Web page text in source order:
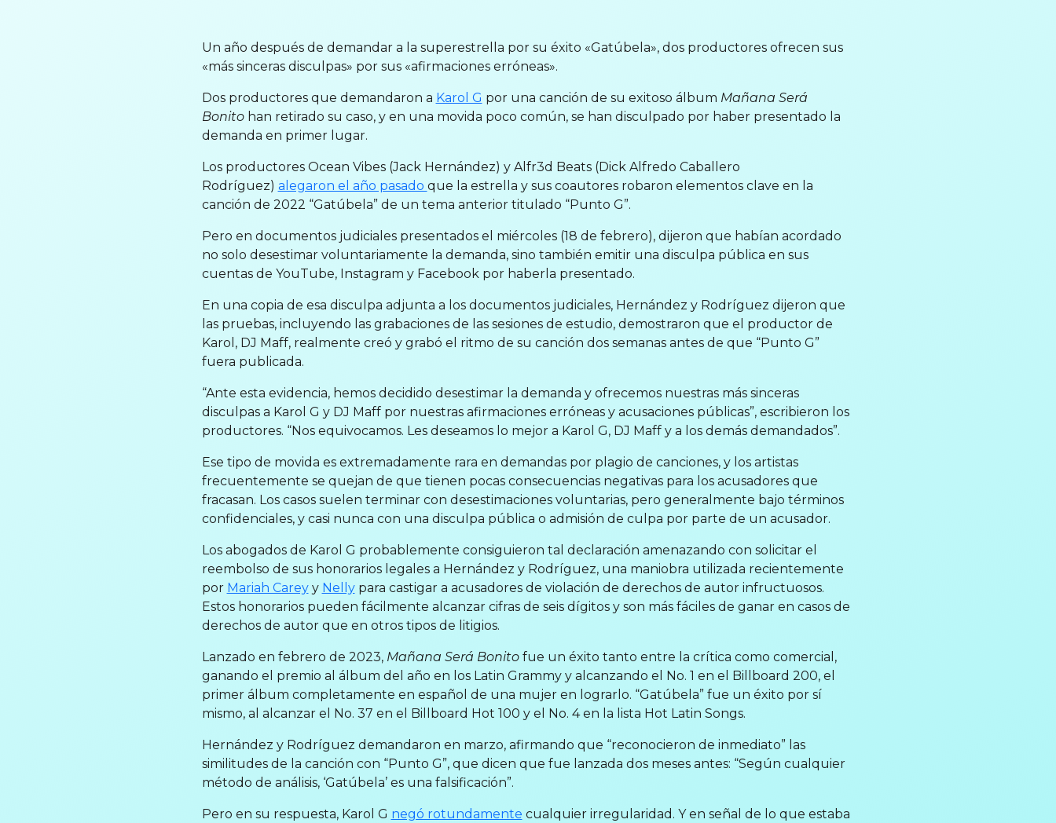
Un año después de demandar a la superestrella por su éxito «Gatúbela», dos productores ofrecen sus
«más sinceras disculpas» por sus «afirmaciones erróneas».
Dos productores que demandaron a Karol G por una canción de su exitoso álbum Mañana Será
Bonitohan retirado su caso, y en una movida poco común, se han disculpado por haber presentado la
demanda en primer lugar.
Los productores Ocean Vibes (Jack Hernández) y Alfr3d Beats (Dick Alfredo Caballero
Rodríguez) alegaron el año pasado que la estrella y sus coautores robaron elementos clave en la
canción de 2022 “Gatúbela” de un tema anterior titulado “Punto G”.
Pero en documentos judiciales presentados el miércoles (18 de febrero), dijeron que habían acordado
no solo desestimar voluntariamente la demanda, sino también emitir una disculpa pública en sus
cuentas de YouTube, Instagram y Facebook por haberla presentado.
En una copia de esa disculpa adjunta a los documentos judiciales, Hernández y Rodríguez dijeron que
las pruebas, incluyendo las grabaciones de las sesiones de estudio, demostraron que el productor de
Karol, DJ Maff, realmente creó y grabó el ritmo de su canción dos semanas antes de que “Punto G”
fuera publicada.
“Ante esta evidencia, hemos decidido desestimar la demanda y ofrecemos nuestras más sinceras
disculpas a Karol G y DJ Maff por nuestras afirmaciones erróneas y acusaciones públicas”, escribieron los
productores. “Nos equivocamos. Les deseamos lo mejor a Karol G, DJ Maff y a los demás demandados”.
Ese tipo de movida es extremadamente rara en demandas por plagio de canciones, y los artistas
frecuentemente se quejan de que tienen pocas consecuencias negativas para los acusadores que
fracasan. Los casos suelen terminar con desestimaciones voluntarias, pero generalmente bajo términos
confidenciales, y casi nunca con una disculpa pública o admisión de culpa por parte de un acusador.
Los abogados de Karol G probablemente consiguieron tal declaración amenazando con solicitar el
reembolso de sus honorarios legales a Hernández y Rodríguez, una maniobra utilizada recientemente
por Mariah Careyy Nellypara castigar a acusadores de violación de derechos de autor infructuosos.
Estos honorarios pueden fácilmente alcanzar cifras de seis dígitos y son más fáciles de ganar en casos de
derechos de autor que en otros tipos de litigios.
Lanzado en febrero de 2023, Mañana Será Bonito fue un éxito tanto entre la crítica como comercial,
ganando el premio al álbum del año en los Latin Grammy y alcanzando el No. 1 en el Billboard 200, el
primer álbum completamente en español de una mujer en lograrlo. “Gatúbela” fue un éxito por sí
mismo, al alcanzar el No. 37 en el Billboard Hot 100 y el No. 4 en la lista Hot Latin Songs.
Hernández y Rodríguez demandaron en marzo, afirmando que “reconocieron de inmediato” las
similitudes de la canción con “Punto G”, que dicen que fue lanzada dos meses antes: “Según cualquier
método de análisis, ‘Gatúbela’ es una falsificación”.
Pero en su respuesta, Karol G negó rotundamente cualquier irregularidad. Y en señal de lo que estaba